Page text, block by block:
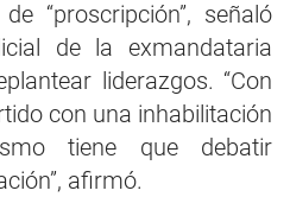
“proscripción”, señaló
de la exmandataria
liderazgos. “Con
con una inhabilitación
tiene que debatir
afirmó.